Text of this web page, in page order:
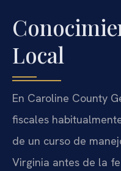
Local
En Caroline County
fiscales
de un curso de
Virginia antes de la